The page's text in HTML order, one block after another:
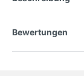
Bewertungen